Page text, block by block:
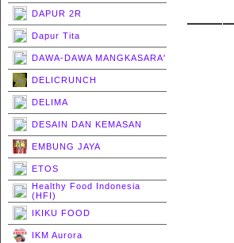
DAPUR 2R
Dapur Tita
DAWA-DAWA MANGKASARA'
DELICRUNCH
DELIMA
DESAIN DAN KEMASAN
EMBUNG JAYA
ETOS
Healthy Food Indonesia
(HFI)
IKIKU FOOD
IKM Aurora